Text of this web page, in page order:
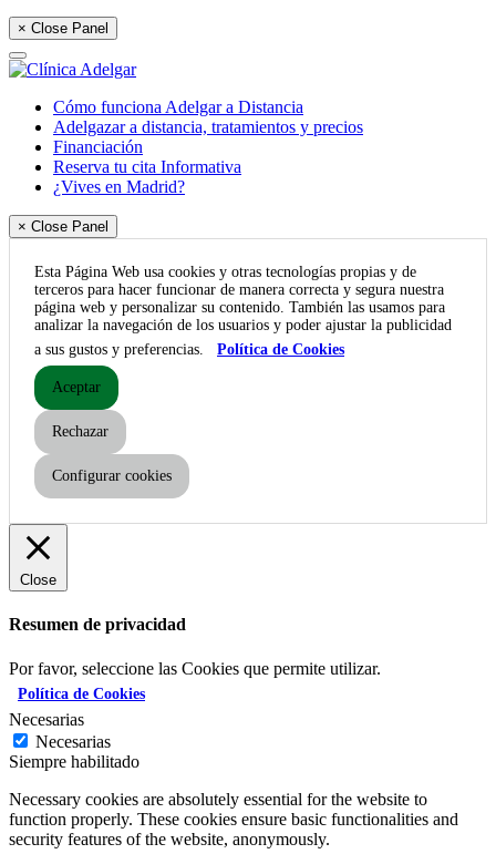
× Close Panel
Cómo funciona Adelgar a Distancia
Adelgazar a distancia, tratamientos y precios
Financiación
Reserva tu cita Informativa
¿Vives en Madrid?
× Close Panel
Esta Página Web usa cookies y otras tecnologías propias y de
terceros para hacer funcionar de manera correcta y segura nuestra
página web y personalizar su contenido. También las usamos para
analizar la navegación de los usuarios y poder ajustar la publicidad
a sus gustos y preferencias.
Política de Cookies
Aceptar
Rechazar
Configurar cookies
Close
Resumen de privacidad
Por favor, seleccione las Cookies que permite utilizar.
Política de Cookies
Necesarias
Necesarias
Siempre habilitado
Necessary cookies are absolutely essential for the website to
function properly. These cookies ensure basic functionalities and
security features of the website, anonymously.